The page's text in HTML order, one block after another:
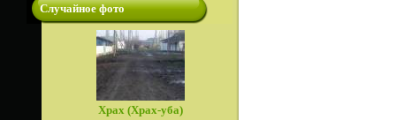
Случайное фото
Храх (Храх-уба)